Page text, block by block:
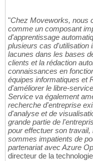
"Chez Moveworks, nous
comme un composant
d'apprentissage
plusieurs cas d'utilisation
lacunes dans les bases
clients et la rédaction
connaissances en
équipes informatiques et
d'améliorer le libre-
Service va également
recherche d'entreprise
d'analyse et de
grande partie de
pour effectuer son
sommes impatients de
partenariat avec Azure
directeur de la